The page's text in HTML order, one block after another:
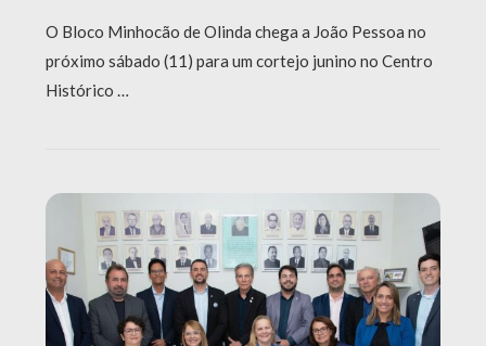
O Bloco Minhocão de Olinda chega a João Pessoa no
próximo sábado (11) para um cortejo junino no Centro
Histórico …